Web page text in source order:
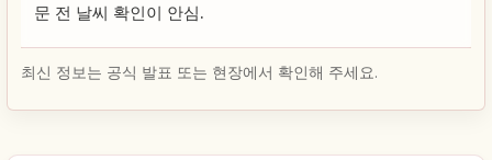
문 전 날씨 확인이 안심.
최신 정보는 공식 발표 또는 현장에서 확인해 주세요.